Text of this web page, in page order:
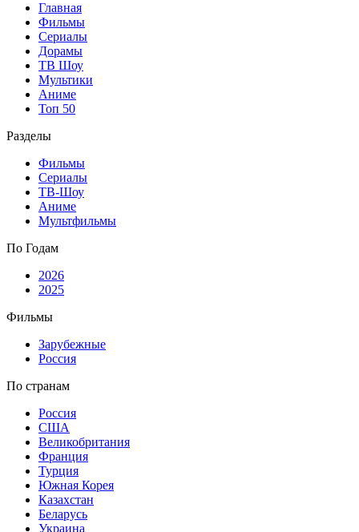
Главная
Фильмы
Сериалы
Дорамы
ТВ Шоу
Мультики
Аниме
Топ 50
Разделы
Фильмы
Сериалы
ТВ-Шоу
Аниме
Мультфильмы
По Годам
2026
2025
Фильмы
Зарубежные
Россия
По странам
Россия
США
Великобритания
Франция
Турция
Южная Корея
Казахстан
Беларусь
Украина